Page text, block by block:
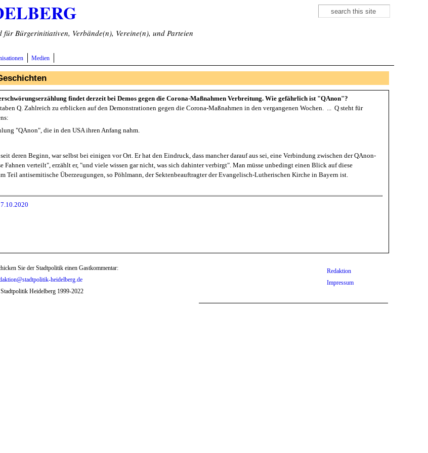
Bürgerinitiativen, Verbände(n), Vereine(n), und Parteien
Suchformular
Suche
Medien
findet derzeit bei Demos gegen die Corona-Maßnahmen Verbreitung. Wie gefährlich ist "QAnon"?
Q. Zahlreich zu erblicken auf den Demonstrationen gegen die Corona-Maßnahmen in den vergangenen Wochen. ... Q steht für
"QAnon", die in den USA ihren Anfang nahm.
deren Beginn, war selbst bei einigen vor Ort. Er hat den Eindruck, dass mancher darauf aus sei, eine Verbindung zwischen der QAnon-
Fahnen verteilt", erzählt er, "und viele wissen gar nicht, was sich dahinter verbirgt". Man müsse unbedingt einen Blick auf diese
Teil antisemitische Überzeugungen, so Pöhlmann, der Sektenbeauftragter der Evangelisch-Lutherischen Kirche in Bayern ist.
Sie der Stadtpolitik einen Gastkommentar:
heidelberg.de
Heidelberg 1999-2022
Redaktion
Impressum